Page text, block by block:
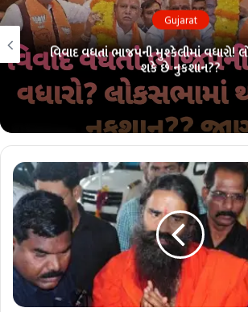
Gujarat
લોકસભા ચૂંટણી પહેલાં ભાજપમાં
પરંપરા તૂટશે??